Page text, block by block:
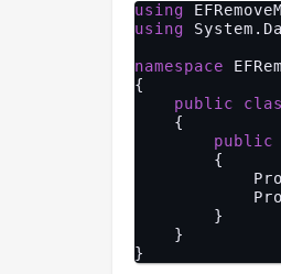
using
using
namespace
{
public
    {
public
{
        }
    }